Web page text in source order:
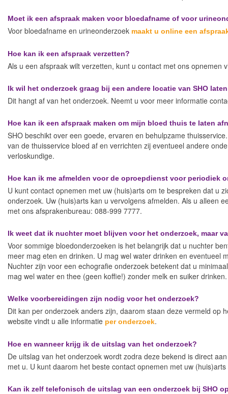
Moet ik een afspraak maken voor bloedafname of voor
Voor bloedafname en urineonderzoek maakt u online een
Hoe kan ik een afspraak verzetten?
Als u een afspraak wilt verzetten, kunt u contact met ons opnemen
Ik wil het onderzoek graag bij een andere locatie van SHO
Dit hangt af van het onderzoek. Neemt u voor meer informatie
Hoe kan ik een afspraak maken om mijn bloed thuis te laten
SHO beschikt over een goede, ervaren en behulpzame
van de thuisservice bloed af en verrichten zij eventueel andere
verloskundige.
Hoe kan ik me afmelden voor de oproepdienst voor periodiek
U kunt contact opnemen met uw (huis)arts om te bespreken dat u
onderzoek. Uw (huis)arts kan u vervolgens afmelden. Als u alleen
met ons afsprakenbureau: 088-999 7777.
Ik weet dat ik nuchter moet blijven voor het onderzoek, maar
Voor sommige bloedonderzoeken is het belangrijk dat u nuchter
meer mag eten en drinken. U mag wel water drinken en eventueel
Nuchter zijn voor een echografie onderzoek betekent dat u
mag wel water en thee (geen koffie!) zonder melk en suiker
Welke voorbereidingen zijn nodig voor het onderzoek?
Dit kan per onderzoek anders zijn, daarom staan deze vermeld
website vindt u alle informatie per onderzoek.
Hoe en wanneer krijg ik de uitslag van het onderzoek?
De uitslag van het onderzoek wordt zodra deze bekend is direct
met u. U kunt daarom het beste contact opnemen met uw
Kan ik zelf telefonisch de uitslag van een onderzoek bij SHO